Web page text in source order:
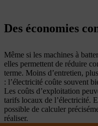
Des économies
Même si les machines à
elles permettent de réduire
terme. Moins d’entretien,
: l’électricité coûte souvent
Les coûts d’exploitation
tarifs locaux de l’électricité.
possible de calculer
réaliser.